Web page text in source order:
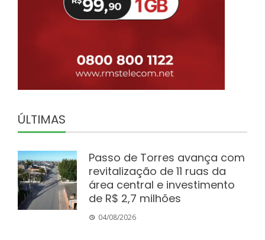
ÚLTIMAS
Passo de Torres avança com
revitalização de 11 ruas da
área central e investimento
de R$ 2,7 milhões
04/08/2026